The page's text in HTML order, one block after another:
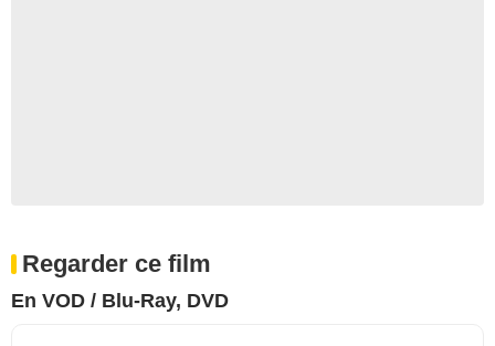
Regarder ce film
En VOD / Blu-Ray, DVD